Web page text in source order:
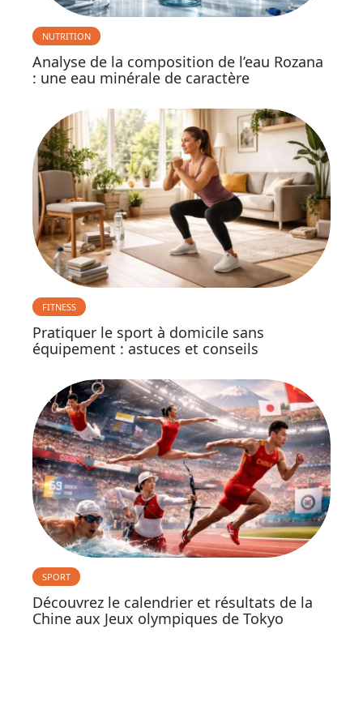
NUTRITION
Analyse de la composition de l’eau Rozana
: une eau minérale de caractère
FITNESS
Pratiquer le sport à domicile sans
équipement : astuces et conseils
SPORT
Découvrez le calendrier et résultats de la
Chine aux Jeux olympiques de Tokyo